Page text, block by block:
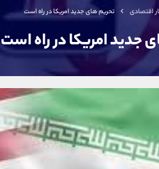
اقتصادی تحریم های جدید امریکا در راه است
جدید امریکا در راه است
@Armteam_admin_104
104 داخلی
(دفتر فروش)